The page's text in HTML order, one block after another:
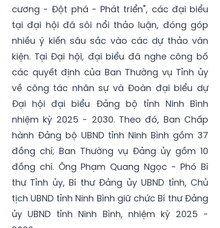
cương - Đột phá - Phát triển", các đại biểu
tại đại hội đã sôi nổi thảo luận, đóng góp
nhiều ý kiến sâu sắc vào các dự thảo văn
kiện. Tại Đại hội, đại biểu đã nghe công bố
các quyết định của Ban Thường vụ Tỉnh ủy
về công tác nhân sự và Đoàn đại biểu dự
Đại hội đại biểu Đảng bộ tỉnh Ninh Bình
nhiệm kỳ 2025 - 2030. Theo đó, Ban Chấp
hành Đảng bộ UBND tỉnh Ninh Bình gồm 37
đồng chí; Ban Thường vụ Đảng ủy gồm 10
đồng chí. Ông Phạm Quang Ngọc - Phó Bí
thư Tỉnh ủy, Bí thư Đảng ủy UBND tỉnh, Chủ
tịch UBND tỉnh Ninh Bình giữ chức Bí thư Đảng
ủy UBND tỉnh Ninh Bình, nhiệm kỳ 2025 -